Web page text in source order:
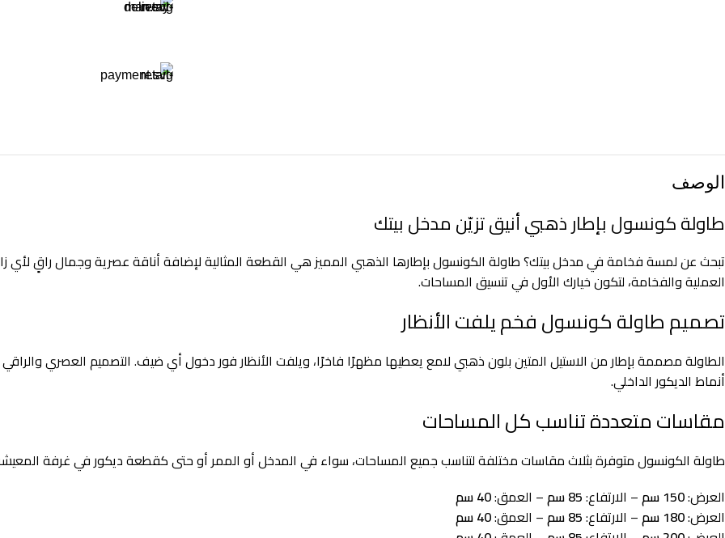
الوصف
طاولة كونسول بإطار ذهبي أنيق تزيّن مدخل بيتك
تبحث عن لمسة فخامة في مدخل بيتك؟ طاولة الكونسول بإطارها الذهبي المميز هي القطعة المثالية لإضافة أناقة عصرية وجمال راقٍ لأي
العملية والفخامة، لتكون خيارك الأول في تنسيق المساحات.
تصميم طاولة كونسول فخم يلفت الأنظار
الطاولة مصممة بإطار من الاستيل المتين بلون ذهبي لامع يعطيها مظهرًا فاخرًا، ويلفت الأنظار فور دخول أي ضيف. التصميم العصري
أنماط الديكور الداخلي.
مقاسات متعددة تناسب كل المساحات
طاولة الكونسول متوفرة بثلاث مقاسات مختلفة لتناسب جميع المساحات، سواء في المدخل أو الممر أو حتى كقطعة ديكور في غرفة
العرض:150 سم – الارتفاع:85 سم – العمق:40 سم
العرض:180 سم – الارتفاع:85 سم – العمق:40 سم